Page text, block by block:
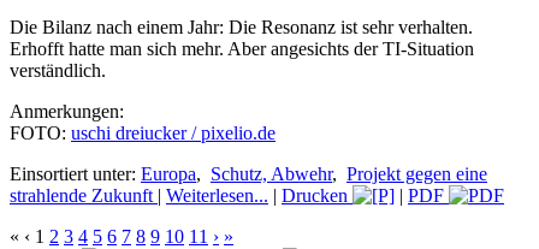
Die Bilanz nach einem Jahr: Die Resonanz ist sehr verhalten.
Erhofft hatte man sich mehr. Aber angesichts der TI-Situation
verständlich.
Anmerkungen:
FOTO: uschi dreiucker / pixelio.de
Einsortiert unter: Europa, Schutz, Abwehr, Projekt gegen eine
strahlende Zukunft | Weiterlesen... | Drucken | PDF
« ‹ 1 2 3 4 5 6 7 8 9 10 11 › »